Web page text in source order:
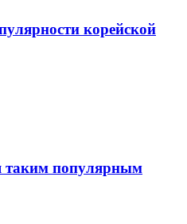
корейской
таким популярным